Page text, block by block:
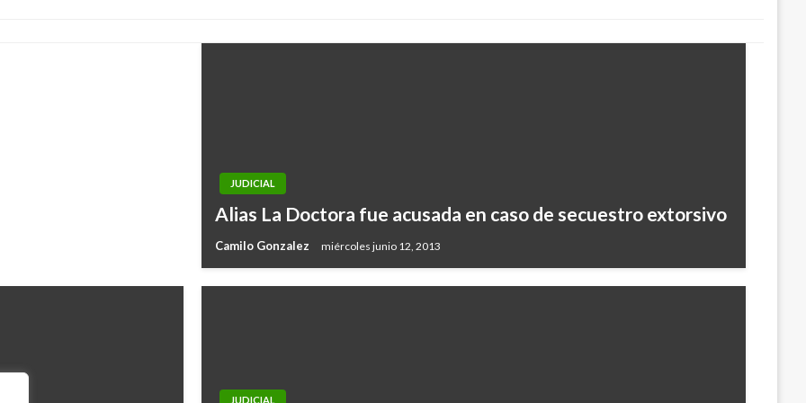
JUDICIAL
Alias La Doctora fue acusada en caso de secuestro extorsivo
Camilo Gonzalez miércoles junio 12, 2013
JUDICIAL